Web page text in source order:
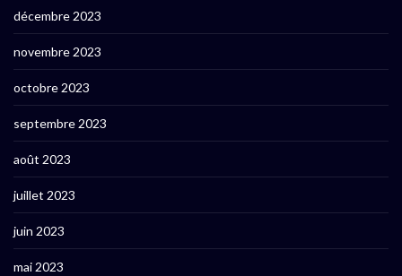
décembre 2023
novembre 2023
octobre 2023
septembre 2023
août 2023
juillet 2023
juin 2023
mai 2023